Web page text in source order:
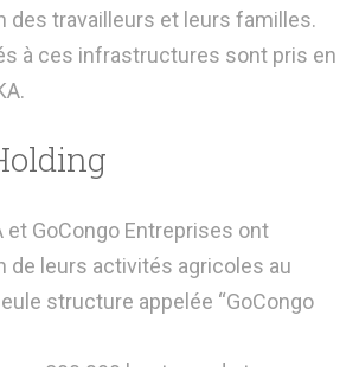
des travailleurs et leurs familles.
à ces infrastructures sont pris en
et GoCongo Entreprises ont
de leurs activités agricoles au
structure appelée “GoCongo